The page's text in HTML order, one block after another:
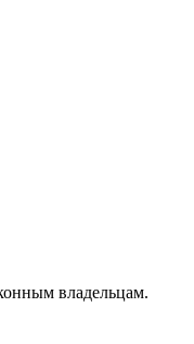
владельцам.